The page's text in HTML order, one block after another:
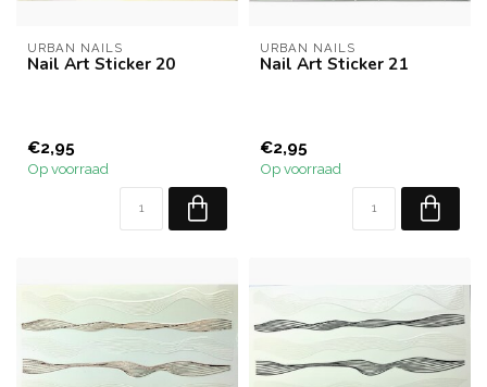
URBAN NAILS
Nail Art Sticker 20
€2,95
Op voorraad
URBAN NAILS
Nail Art Sticker 21
€2,95
Op voorraad